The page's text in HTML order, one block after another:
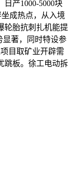
产1000-5000块
坐成热点，从入境
轮胎抗刺扎机能提
显著，同时特设参
目取矿业开辟需
跳板。徐工电动拆